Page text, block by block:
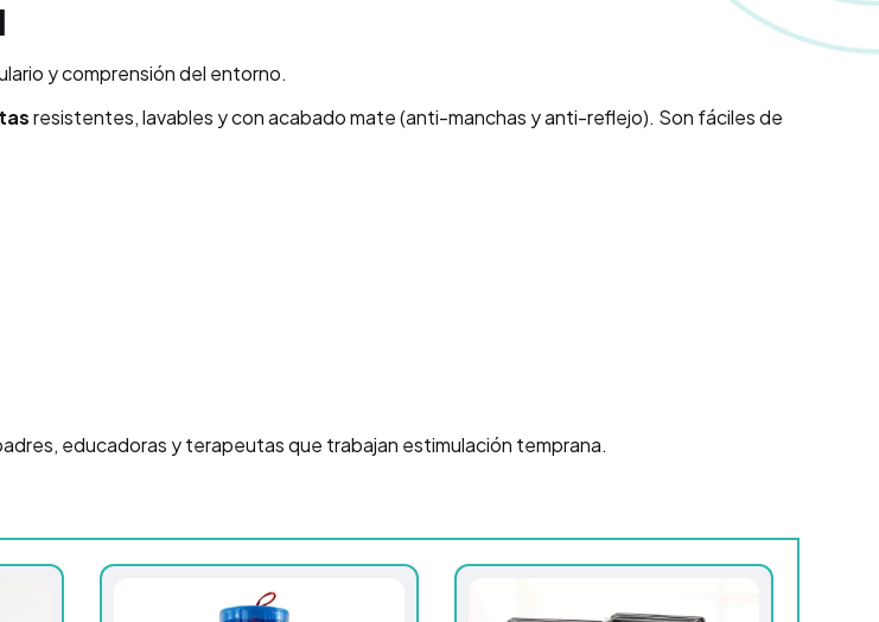
y comprensión del entorno.
resistentes, lavables y con acabado mate (anti-manchas y anti-reflejo). Son fáciles de
educadoras y terapeutas que trabajan estimulación temprana.